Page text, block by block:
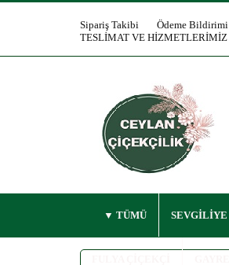
Sipariş Takibi Ödeme Bildirimi
TESLİMAT VE HİZMETLERİMİZ
TÜMÜ SEVGİLİYE